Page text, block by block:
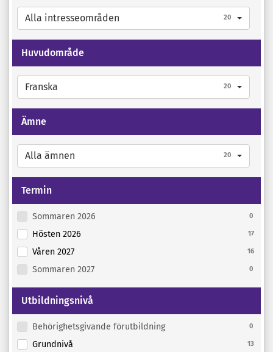
Alla intresseområden 20
Huvudområde
Franska 20
Ämne
Alla ämnen 20
Termin
Sommaren 2026 0
Hösten 2026 17
Våren 2027 16
Sommaren 2027 0
Utbildningsnivå
Behörighetsgivande förutbildning 0
Grundnivå 13